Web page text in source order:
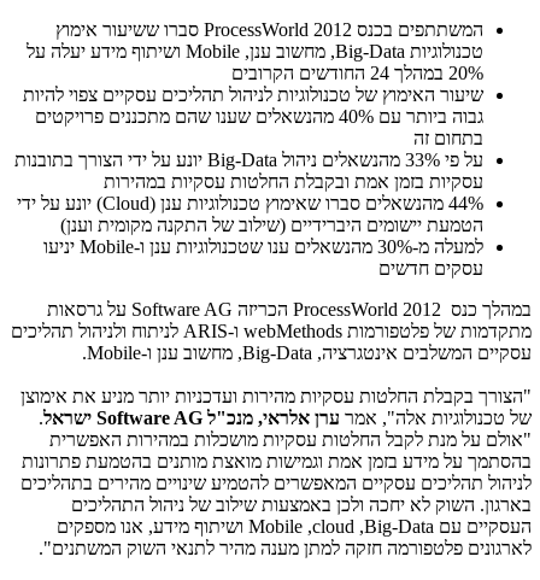
המשתתפים בכנס ProcessWorld 2012 סברו ששיעור אימוץ
טכנולוגיות Big-Data, מחשוב ענן, Mobile ושיתוף מידע יעלה על
20% במהלך 24 החודשים הקרובים
שיעור האימוץ של טכנולוגיות לניהול תהליכים עסקיים צפוי להיות
גבוה ביותר עם 40% מהנשאלים שענו שהם מתכננים פרויקטים
בתחום זה
על פי 33% מהנשאלים ניהול
Big-Data יונע על ידי הצורך בתובנות
עסקיות בזמן אמת ובקבלת החלטות עסקיות במהירות
44% מהנשאלים סברו שאימוץ טכנולוגיות ענן
(Cloud) יונע על ידי
הטמעת יישומים היברידיים (שילוב של התקנה מקומית וענן)
למעלה מ-30% מהנשאלים ענו שטכנולוגיות ענן ו-
Mobile יניעו
עסקים חדשים
במהלך כנס ProcessWorld 2012 הכריזה Software AG על גרסאות
מתקדמות של פלטפורמות webMethods ו-ARIS לניתוח ולניהול תהליכים
עסקיים המשלבים אינטגרציה, Big-Data, מחשוב ענן ו-Mobile
.
"הצורך בקבלת החלטות עסקיות מהירות ועדכניות יותר מניע את אימוצן
של טכנולוגיות אלה", אמר ערן אלראי, מנכ"ל Software AG ישראל.
"אולם על מנת לקבל החלטות עסקיות מושכלות במהירות האפשרית
בהסתמך על מידע בזמן אמת וגמישות מואצת מותנים בהטמעת פתרונות
לניהול תהליכים עסקיים המאפשרים להטמיע שינויים מהירים בתהליכים
בארגון. השוק לא יחכה ולכן באמצעות שילוב של ניהול התהליכים
העסקיים עם Big-Data
,
cloud
,
Mobile ושיתוף מידע, אנו מספקים
לארגונים פלטפורמה חזקה למתן מענה מהיר לתנאי השוק המשתנים".